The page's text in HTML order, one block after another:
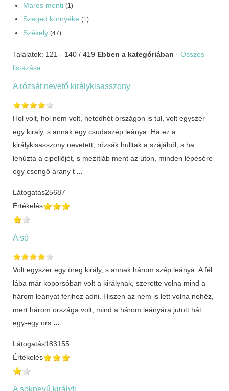
Maros menti (1)
Szeged környéke (1)
Székely (47)
Találatok: 121 - 140 / 419 Ebben a kategóriában · Összes
listázása
A rózsát nevető királykisasszony
Hol volt, hol nem volt, hetedhét országon is túl, volt egyszer
egy király, s annak egy csudaszép leánya. Ha ez a
királykisasszony nevetett, rózsák hulltak a szájából, s ha
lehúzta a cipellőjét, s mezítláb ment az úton, minden lépésére
egy csengő arany t ...
Látogatás25687
Értékelés
A só
Volt egyszer egy öreg király, s annak három szép leánya. A fél
lába már koporsóban volt a királynak, szerette volna mind a
három leányát férjhez adni. Hiszen az nem is lett volna nehéz,
mert három országa volt, mind a három leányára jutott hát
egy-egy ors ...
Látogatás183155
Értékelés
A soknevű királyfi